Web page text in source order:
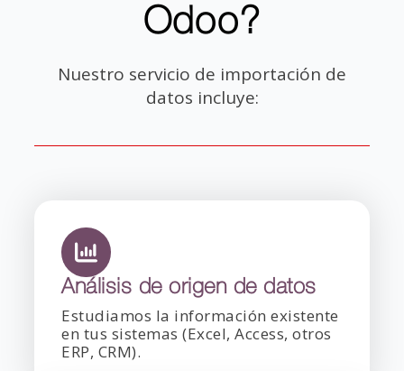
Odoo?
Nuestro servicio de importación de
datos incluye:
Análisis de origen de datos
Estudiamos la información existente
en tus sistemas (Excel, Access, otros
ERP, CRM).